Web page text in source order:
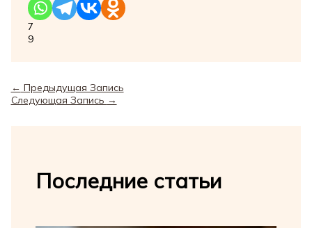
7
9
← Предыдущая Запись
Следующая Запись →
Последние статьи